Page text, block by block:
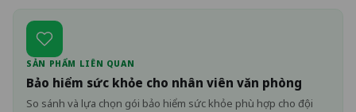
SẢN PHẨM LIÊN QUAN
Bảo hiểm sức khỏe cho nhân viên văn phòng
So sánh và lựa chọn gói bảo hiểm sức khỏe phù hợp cho đội